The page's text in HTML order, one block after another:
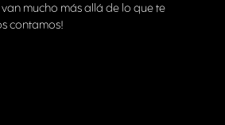
mucho más allá de lo que te
contamos!